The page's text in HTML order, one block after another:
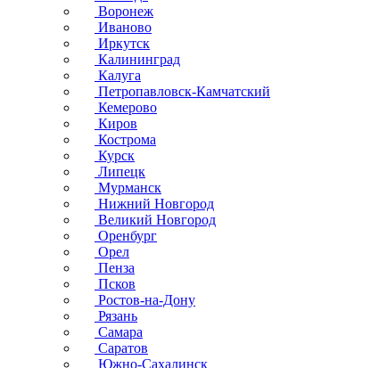
Воронеж
Иваново
Иркутск
Калининград
Калуга
Петропавловск-Камчатский
Кемерово
Киров
Кострома
Курск
Липецк
Мурманск
Нижний Новгород
Великий Новгород
Оренбург
Орел
Пенза
Псков
Ростов-на-Дону
Рязань
Самара
Саратов
Южно-Сахалинск